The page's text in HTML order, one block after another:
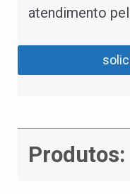
atendimento
Produtos: